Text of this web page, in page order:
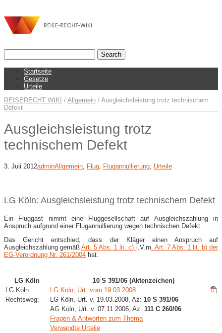
Startseite
Gesetze
Urteile
REISERECHT WIKI / Allgemein / Ausgleichsleistung trotz technischem
Defekt
Ausgleichsleistung trotz
technischem Defekt
3. Juli 2012adminAllgemein Flug Flugannullierung Urteile
LG Köln: Ausgleichsleistung trotz technischem Defekt
Ein Fluggast nimmt eine Fluggesellschaft auf Ausgleichszahlung in
Anspruch aufgrund einer Flugannullierung wegen technischen Defekt.
Das Gericht entschied, dass der Kläger einen Anspruch auf
Ausgleichszahlung gemäßArt. 5 Abs. 1 lit. c) i.V.m . Art. 7 Abs. 1 lit. b) der
EG-Verordnung Nr. 261/2004 hat.
LG Köln
10 S 391/06 (Aktenzeichen)
LG Köln:
LG Köln, Urt. vom 19.03.2008
Rechtsweg:
LG Köln, Urt. v. 19.03.2008, Az: 10 S 391/06
AG Köln, Urt. v. 07.11.2006, Az: 111 C 260/06
Fragen & Antworten zum Thema
Verwandte Urteile